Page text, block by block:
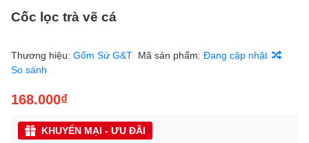
Cốc lọc trà vẽ cá
Thương hiệu: Gốm Sứ G&T Mã sản phẩm: Đang cập nhật
So sánh
168.000₫
KHUYẾN MẠI - ƯU ĐÃI